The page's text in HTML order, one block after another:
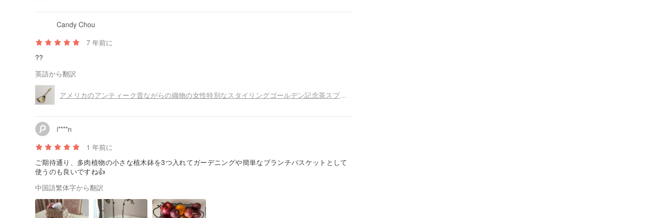
Candy Chou
7 年前に
??
英語から翻訳
アメリカのアンティーク昔ながらの織物の女性特別なスタイリングゴールデン記念茶スプーン
i****n
1 年前に
ご期待通り、多肉植物の小さな植木鉢を3つ入れてガーデニングや簡単なブランチバスケットとして
使うのも良いですね👍
中国語繁体字から翻訳